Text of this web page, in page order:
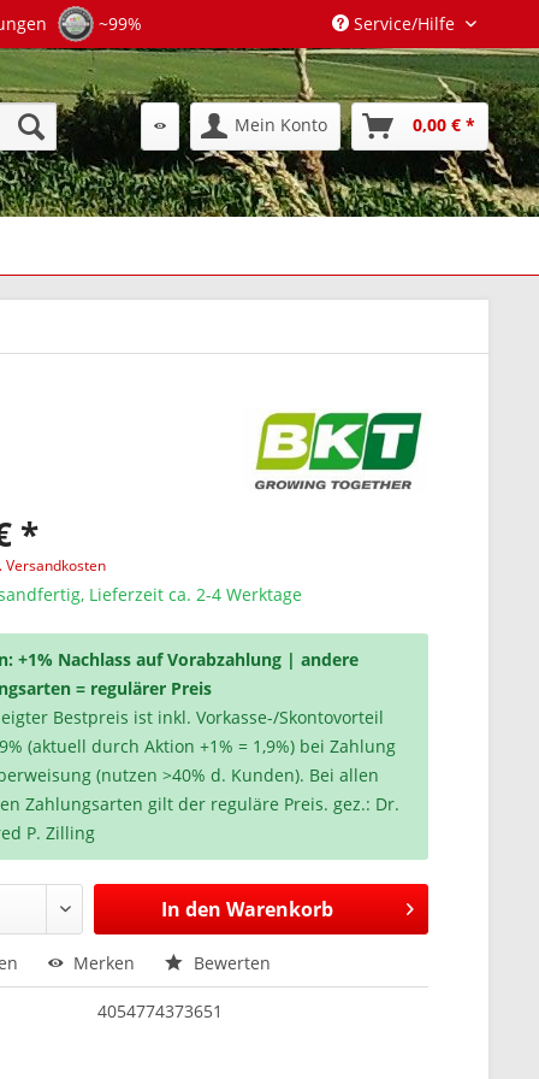
~99% Service/Hilfe
Mein Konto 0,00 € *
*
Versandkosten
Lieferzeit ca. 2-4 Werktage
+1% Nachlass auf Vorabzahlung | andere
= regulärer Preis
Bestpreis ist inkl. Vorkasse-/Skontovorteil
(aktuell durch Aktion +1% = 1,9%) bei Zahlung
(nutzen >40% d. Kunden). Bei allen
Zahlungsarten gilt der reguläre Preis. gez.: Dr.
P. Zilling
In den Warenkorb
Merken Bewerten
4054774373651